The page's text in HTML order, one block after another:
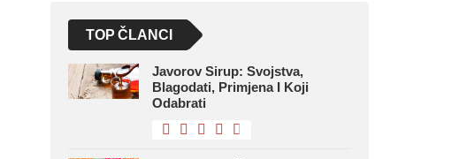
TOP ČLANCI
Javorov Sirup: Svojstva,
Blagodati, Primjena I Koji
Odabrati